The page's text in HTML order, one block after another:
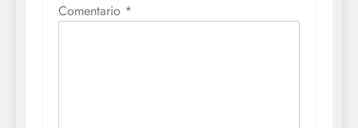
Comentario *